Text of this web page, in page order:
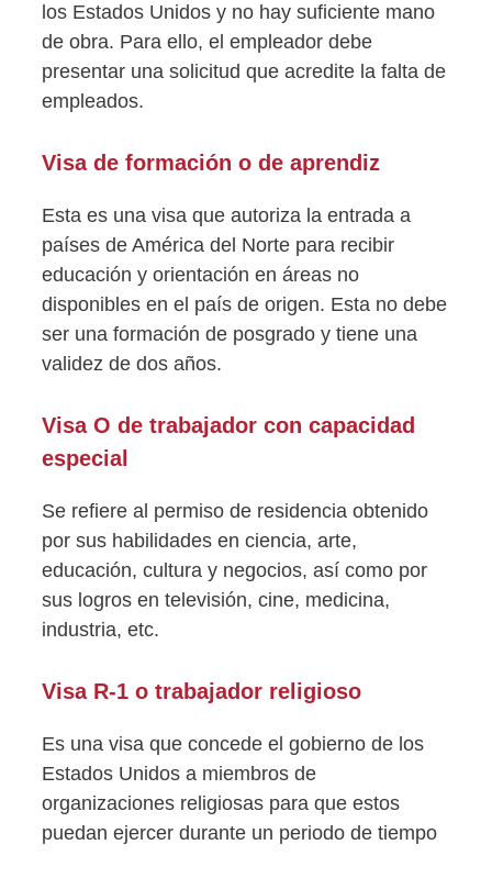
los Estados Unidos y no hay suficiente mano
de obra. Para ello, el empleador debe
presentar una solicitud que acredite la falta de
empleados.
Visa de formación o de aprendiz
Esta es una visa que autoriza la entrada a
países de América del Norte para recibir
educación y orientación en áreas no
disponibles en el país de origen. Esta no debe
ser una formación de posgrado y tiene una
validez de dos años.
Visa O de trabajador con capacidad
especial
Se refiere al permiso de residencia obtenido
por sus habilidades en ciencia, arte,
educación, cultura y negocios, así como por
sus logros en televisión, cine, medicina,
industria, etc.
Visa R-1 o trabajador religioso
Es una visa que concede el gobierno de los
Estados Unidos a miembros de
organizaciones religiosas para que estos
puedan ejercer durante un periodo de tiempo